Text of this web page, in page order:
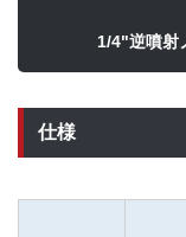
1/4"逆噴射
仕様